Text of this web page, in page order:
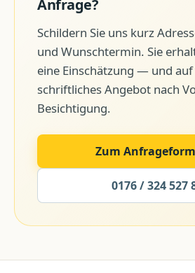
Anfrage?
Schildern Sie uns kurz
und Wunschtermin. Sie
eine Einschätzung — und auf
schriftliches Angebot nach
Besichtigung.
Zum
0176 / 324 527